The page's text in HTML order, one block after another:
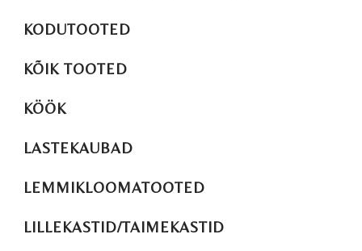
KODUTOOTED
KÕIK TOOTED
KÖÖK
LASTEKAUBAD
LEMMIKLOOMATOOTED
LILLEKASTID/TAIMEKASTID